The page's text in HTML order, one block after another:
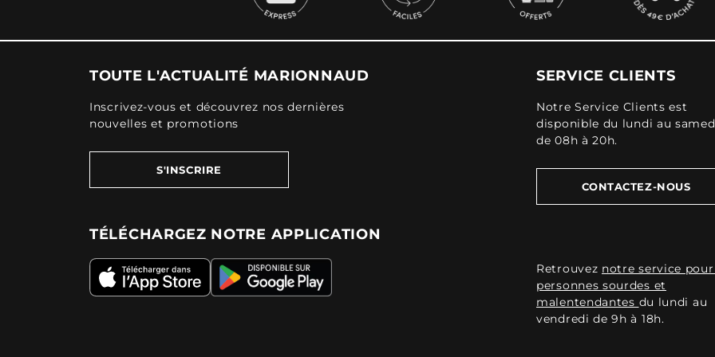
TOUTE L'ACTUALITÉ MARIONNAUD
Inscrivez-vous et découvrez nos dernières
nouvelles et promotions
S'INSCRIRE
TÉLÉCHARGEZ NOTRE APPLICATION
SERVICE CLIENTS
Notre Service Clients est
disponible du lundi au
de 08h à 20h.
CONTACTEZ-NOUS
Retrouvez notre service
personnes sourdes et
malentendantes du lundi au
vendredi de 9h à 18h.